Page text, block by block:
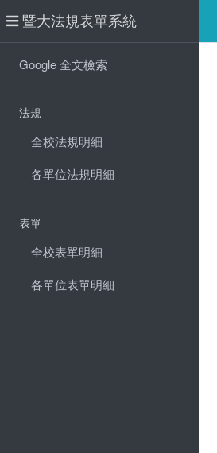
暨大法規表單系統
Google 全文檢索
法規
全校法規明細
各單位法規明細
表單
全校表單明細
各單位表單明細